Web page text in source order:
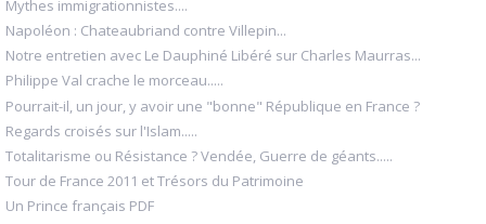
Mythes immigrationnistes....
Napoléon : Chateaubriand contre Villepin...
Notre entretien avec Le Dauphiné Libéré sur Charles Maurras...
Philippe Val crache le morceau.....
Pourrait-il, un jour, y avoir une "bonne" République en France ?
Regards croisés sur l'Islam.....
Totalitarisme ou Résistance ? Vendée, Guerre de géants.....
Tour de France 2011 et Trésors du Patrimoine
Un Prince français PDF